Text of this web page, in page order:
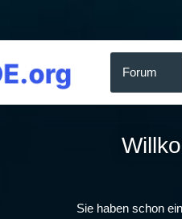
Forum
Sie haben schon